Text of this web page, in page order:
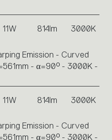
11W 814lm 3000K
Emission - Curved
- α=90° - 3000K -
11W 814lm 3000K
Emission - Curved
- α=90° - 3000K -